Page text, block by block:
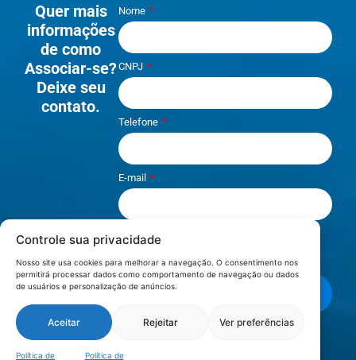
Controle sua privacidade
Nosso site usa cookies para melhorar a navegação. O consentimento nos
permitirá processar dados como comportamento de navegação ou dados
de usuários e personalização de anúncios.
Aceitar Rejeitar Ver preferências
Política de Política de
Quer mais
informações
de como
Associar-se?
Deixe seu
contato.
Nome
CNPJ
Telefone
E-mail
Li e aceito os termos de
Privacidade
LOCALIZAÇÃO